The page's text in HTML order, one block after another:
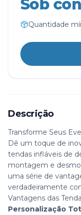
Sob
Quantidade
Descrição
Transforme Seus
Dê um toque de
tendas infláveis de
montagem e
uma série de
verdadeiramente
Vantagens das
Personalização